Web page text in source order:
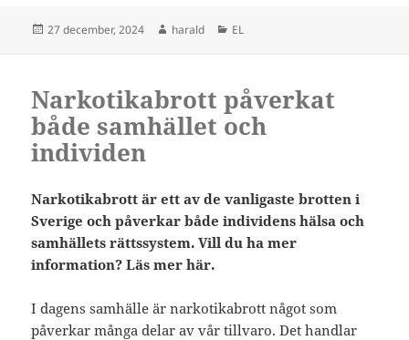
Postat
27 december, 2024 Författare
harald Kategorier
EL
Narkotikabrott påverkat
både samhället och
individen
Narkotikabrott är ett av de vanligaste brotten i
Sverige och påverkar både individens hälsa och
samhällets rättssystem. Vill du ha mer
information? Läs mer här.
I dagens samhälle är narkotikabrott något som
påverkar många delar av vår tillvaro. Det handlar